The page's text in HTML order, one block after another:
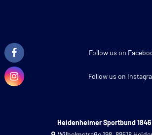
Follow us on
Follow us on
Heidenheimer Sportbund 1846